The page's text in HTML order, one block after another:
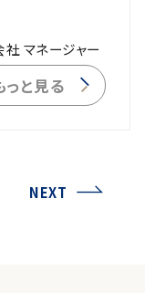
社 マネージャー
と見る
NEXT